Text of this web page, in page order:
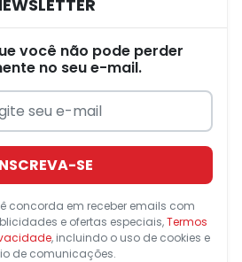
você não pode perder
no seu e-mail.
SE
concorda em receber emails com
e ofertas especiais,Termos
, incluindo o uso de cookies e
de comunicações.